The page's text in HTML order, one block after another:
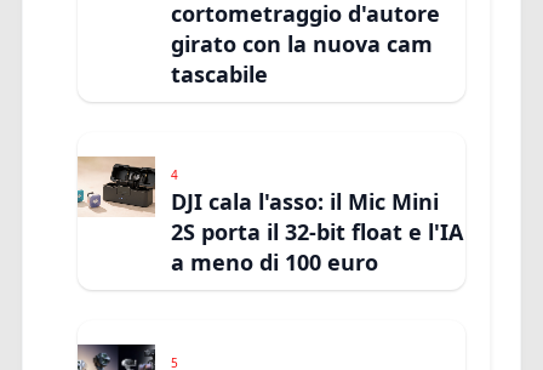
cortometraggio d'autore
girato con la nuova cam
tascabile
4
DJI cala l'asso: il Mic Mini
2S porta il 32-bit float e l'IA
a meno di 100 euro
5